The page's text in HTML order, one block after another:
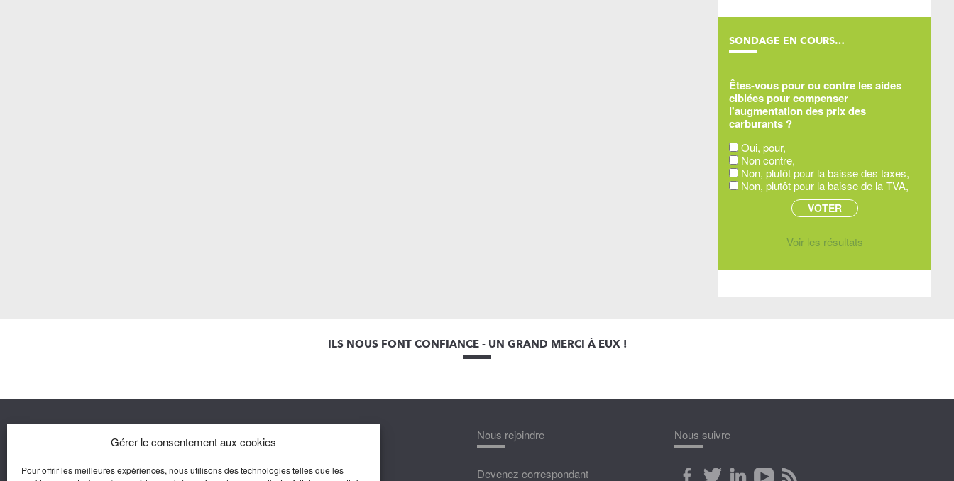
Gérer le consentement aux cookies
Pour offrir les meilleures expériences, nous utilisons des technologies telles que les
SONDAGE EN COURS…
Êtes-vous pour ou contre les aides
ciblées pour compenser
l'augmentation des prix des
carburants ?
Oui, pour,
Non contre,
Non, plutôt pour la baisse des taxes,
Non, plutôt pour la baisse de la TVA,
Voir les résultats
ILS NOUS FONT CONFIANCE - UN GRAND MERCI À EUX !
Agora Médias
Nous rejoindre
Devenez correspondant
Nous suivre